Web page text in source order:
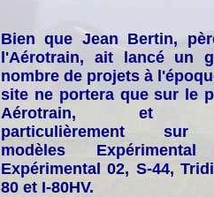
Bien que Jean Bertin,
l'Aérotrain, ait lancé un
nombre de projets à
site ne portera que sur le
Aérotrain, et
particulièrement
modèles
Expérimental 02, S-44,
80 et I-80HV.